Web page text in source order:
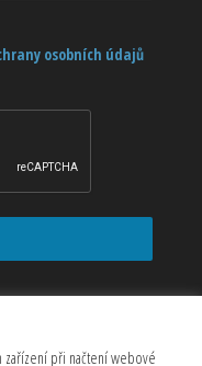
osobních údajů
zařízení při načtení webové